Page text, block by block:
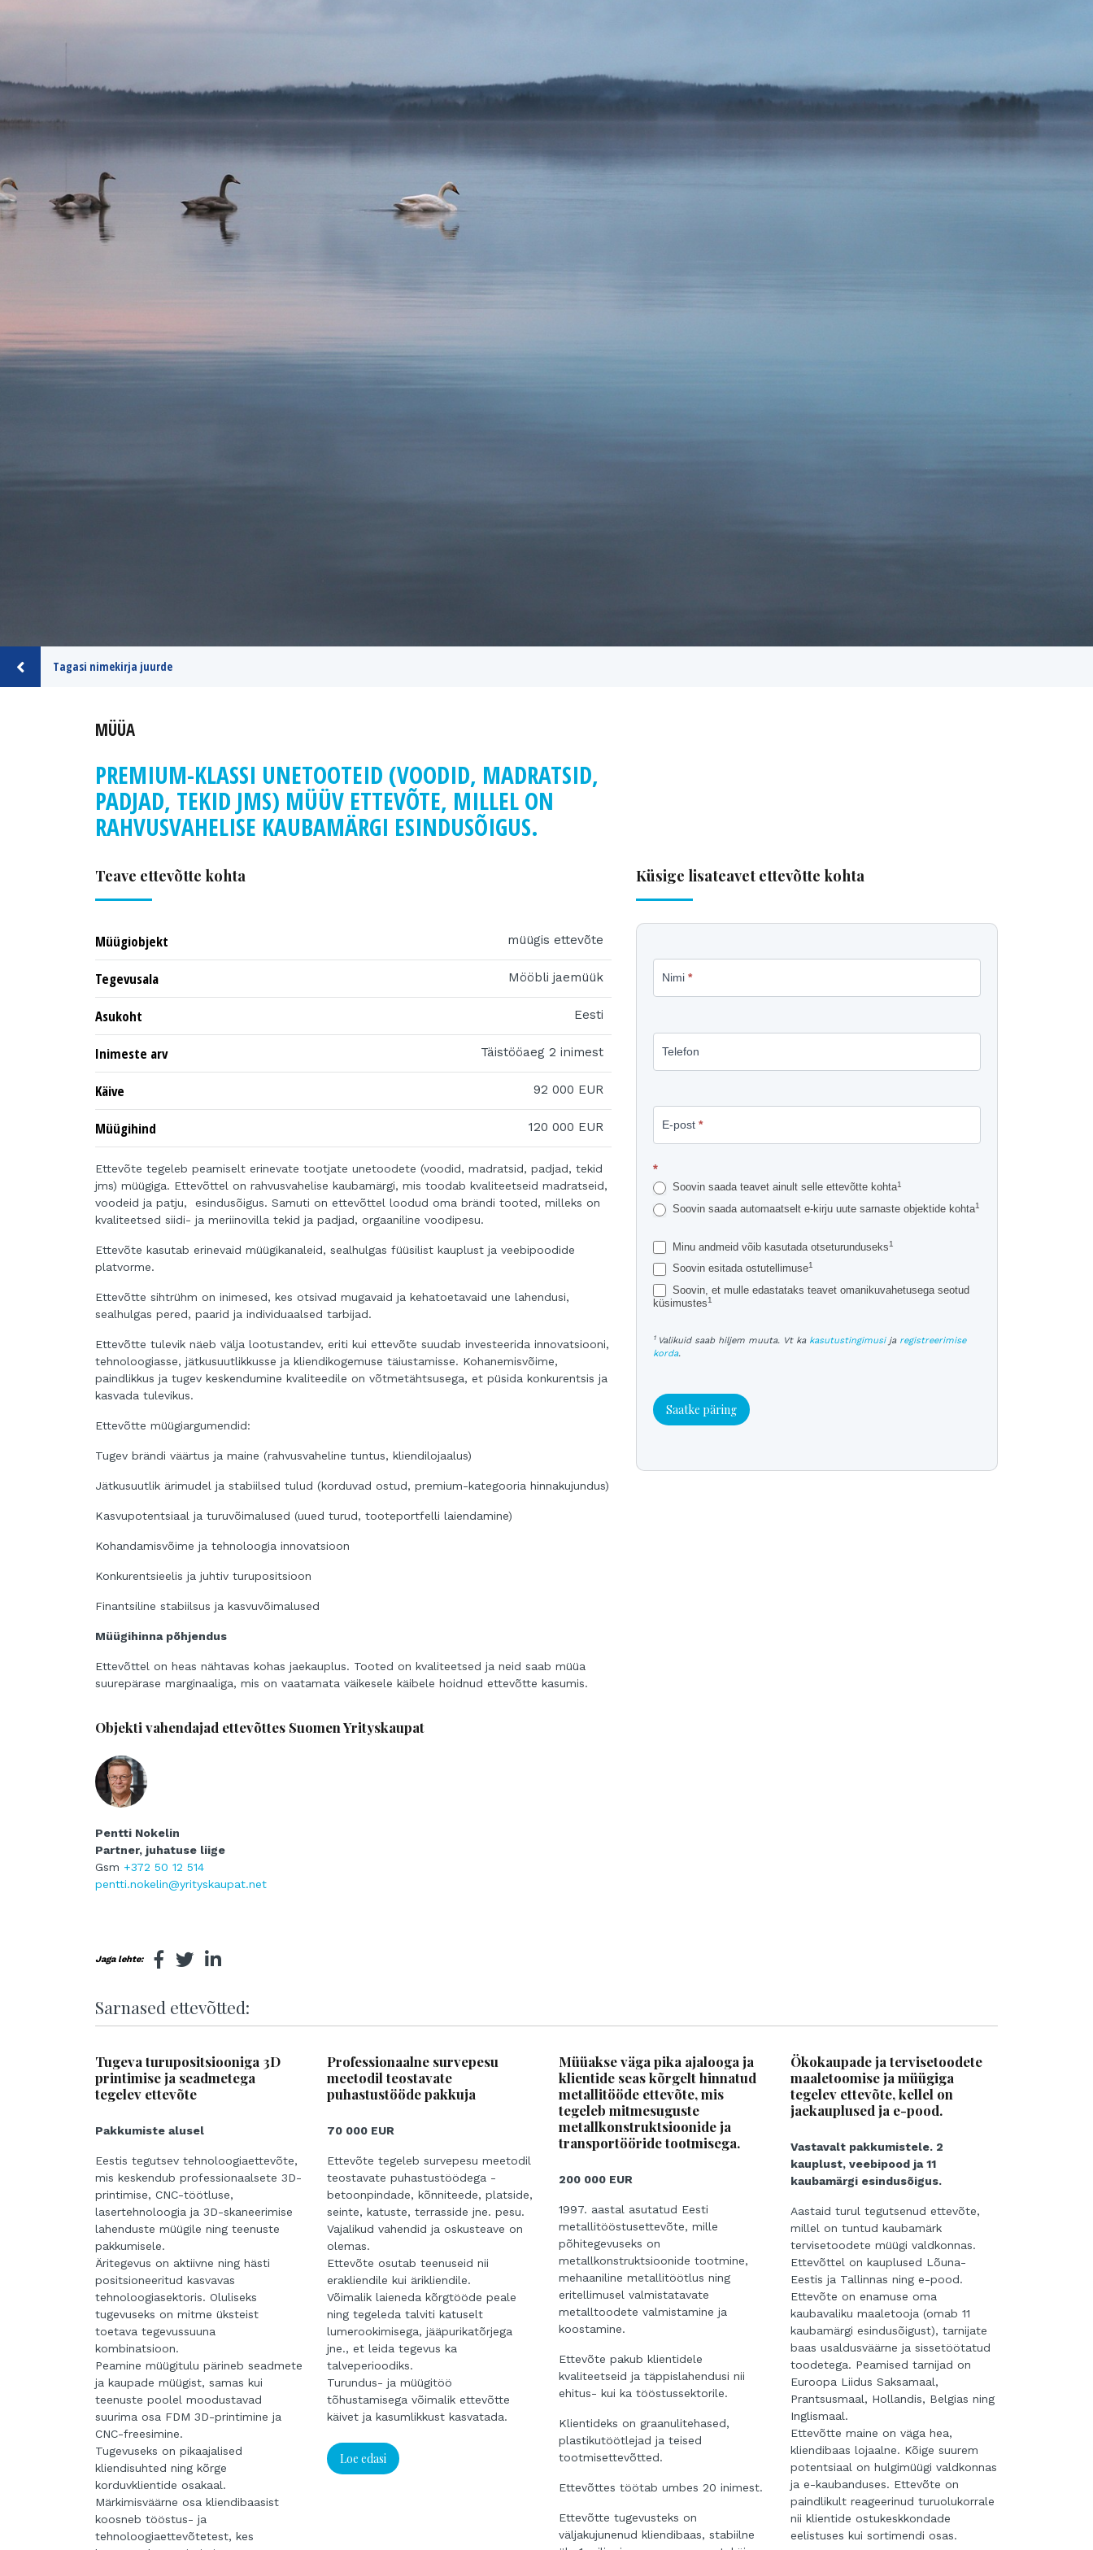
Tagasi nimekirja juurde
MÜÜA
PREMIUM-KLASSI UNETOOTEID (VOODID, MADRATSID,
PADJAD, TEKID JMS) MÜÜV ETTEVÕTE, MILLEL ON
RAHVUSVAHELISE KAUBAMÄRGI ESINDUSÕIGUS.
Teave ettevõtte kohta
Müügiobjekt müügis ettevõte
Tegevusala Mööbli jaemüük
Asukoht Eesti
Inimeste arv Täistööaeg 2 inimest
Käive 92 000 EUR
Müügihind 120 000 EUR
Ettevõte tegeleb peamiselt erinevate tootjate unetoodete (voodid, madratsid, padjad, tekid
jms) müügiga. Ettevõttel on rahvusvahelise kaubamärgi, mis toodab kvaliteetseid madratseid,
voodeid ja patju, esindusõigus. Samuti on ettevõttel loodud oma brändi tooted, milleks on
kvaliteetsed siidi- ja meriinovilla tekid ja padjad, orgaaniline voodipesu.
Ettevõte kasutab erinevaid müügikanaleid, sealhulgas füüsilist kauplust ja veebipoodide
platvorme.
Ettevõtte sihtrühm on inimesed, kes otsivad mugavaid ja kehatoetavaid une lahendusi,
sealhulgas pered, paarid ja individuaalsed tarbijad.
Ettevõtte tulevik näeb välja lootustandev, eriti kui ettevõte suudab investeerida innovatsiooni,
tehnoloogiasse, jätkusuutlikkusse ja kliendikogemuse täiustamisse. Kohanemisvõime,
paindlikkus ja tugev keskendumine kvaliteedile on võtmetähtsusega, et püsida konkurentsis ja
kasvada tulevikus.
Ettevõtte müügiargumendid:
Tugev brändi väärtus ja maine (rahvusvaheline tuntus, kliendilojaalus)
Jätkusuutlik ärimudel ja stabiilsed tulud (korduvad ostud, premium-kategooria hinnakujundus)
Kasvupotentsiaal ja turuvõimalused (uued turud, tooteportfelli laiendamine)
Kohandamisvõime ja tehnoloogia innovatsioon
Konkurentsieelis ja juhtiv turupositsioon
Finantsiline stabiilsus ja kasvuvõimalused
Müügihinna põhjendus
Ettevõttel on heas nähtavas kohas jaekauplus. Tooted on kvaliteetsed ja neid saab müüa
suurepärase marginaaliga, mis on vaatamata väikesele käibele hoidnud ettevõtte kasumis.
Küsige lisateavet ettevõtte kohta
Küsige
lisateavet
kohta
Nimi *
Telefon
E-post *
*
Soovin saada teavet ainult selle ettevõtte kohta1
Soovin saada automaatselt e-kirju uute sarnaste objektide kohta1
Minu andmeid võib kasutada otseturunduseks1
Soovin esitada ostutellimuse1
Soovin, et mulle edastataks teavet omanikuvahetusega seotud
küsimustes1
1 Valikuid saab hiljem muuta. Vt ka kasutustingimusija registreerimise
korda.
Saatke päring
Objekti vahendajad ettevõttes Suomen Yrityskaupat
Pentti Nokelin
Partner, juhatuse liige
Gsm +372 50 12 514
pentti.nokelin@yrityskaupat.net
Jaga lehte:
Sarnased ettevõtted:
Tugeva turupositsiooniga 3D
printimise ja seadmetega
tegelev ettevõte
Pakkumiste alusel
Eestis tegutsev tehnoloogiaettevõte,
mis keskendub professionaalsete 3D-
printimise, CNC-töötluse,
lasertehnoloogia ja 3D-skaneerimise
lahenduste müügile ning teenuste
pakkumisele.
Äritegevus on aktiivne ning hästi
positsioneeritud kasvavas
tehnoloogiasektoris. Oluliseks
tugevuseks on mitme üksteist
toetava tegevussuuna
kombinatsioon.
Peamine müügitulu pärineb seadmete
ja kaupade müügist, samas kui
teenuste poolel moodustavad
suurima osa FDM 3D-printimine ja
CNC-freesimine.
Tugevuseks on pikaajalised
kliendisuhted ning kõrge
korduvklientide osakaal.
Märkimisväärne osa kliendibaasist
koosneb tööstus- ja
tehnoloogiaettevõtetest, kes
Professionaalne survepesu
meetodil teostavate
puhastustööde pakkuja
70 000 EUR
Ettevõte tegeleb survepesu meetodil
teostavate puhastustöödega -
betoonpindade, kõnniteede, platside,
seinte, katuste, terrasside jne. pesu.
Vajalikud vahendid ja oskusteave on
olemas.
Ettevõte osutab teenuseid nii
erakliendile kui ärikliendile.
Võimalik laieneda kõrgtööde peale
ning tegeleda talviti katuselt
lumerookimisega, jääpurikatõrjega
jne., et leida tegevus ka
talveperioodiks.
Turundus- ja müügitöö
tõhustamisega võimalik ettevõtte
käivet ja kasumlikkust kasvatada.
Loe edasi
Müüakse väga pika ajalooga ja
klientide seas kõrgelt hinnatud
metallitööde ettevõte, mis
tegeleb mitmesuguste
metallkonstruktsioonide ja
transportööride tootmisega.
200 000 EUR
1997. aastal asutatud Eesti
metallitööstusettevõte, mille
põhitegevuseks on
metallkonstruktsioonide tootmine,
mehaaniline metallitöötlus ning
eritellimusel valmistatavate
metalltoodete valmistamine ja
koostamine.
Ettevõte pakub klientidele
kvaliteetseid ja täppislahendusi nii
ehitus- kui ka tööstussektorile.
Klientideks on graanulitehased,
plastikutöötlejad ja teised
tootmisettevõtted.
Ettevõttes töötab umbes 20 inimest.
Ettevõtte tugevusteks on
väljakujunenud kliendibaas, stabiilne
Ökokaupade ja tervisetoodete
maaletoomise ja müügiga
tegelev ettevõte, kellel on
jaekauplused ja e-pood.
Vastavalt pakkumistele. 2
kauplust, veebipood ja 11
kaubamärgi esindusõigus.
Aastaid turul tegutsenud ettevõte,
millel on tuntud kaubamärk
tervisetoodete müügi valdkonnas.
Ettevõttel on kauplused Lõuna-
Eestis ja Tallinnas ning e-pood.
Ettevõte on enamuse oma
kaubavaliku maaletooja (omab 11
kaubamärgi esindusõigust), tarnijate
baas usaldusväärne ja sissetöötatud
toodetega. Peamised tarnijad on
Euroopa Liidus Saksamaal,
Prantsusmaal, Hollandis, Belgias ning
Inglismaal.
Ettevõtte maine on väga hea,
kliendibaas lojaalne. Kõige suurem
potentsiaal on hulgimüügi valdkonnas
ja e-kaubanduses. Ettevõte on
paindlikult reageerinud turuolukorrale
nii klientide ostukeskkondade
eelistuses kui sortimendi osas.